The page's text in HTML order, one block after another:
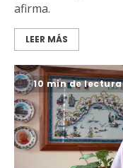
afirma.
LEER MÁS
10 min de lectura